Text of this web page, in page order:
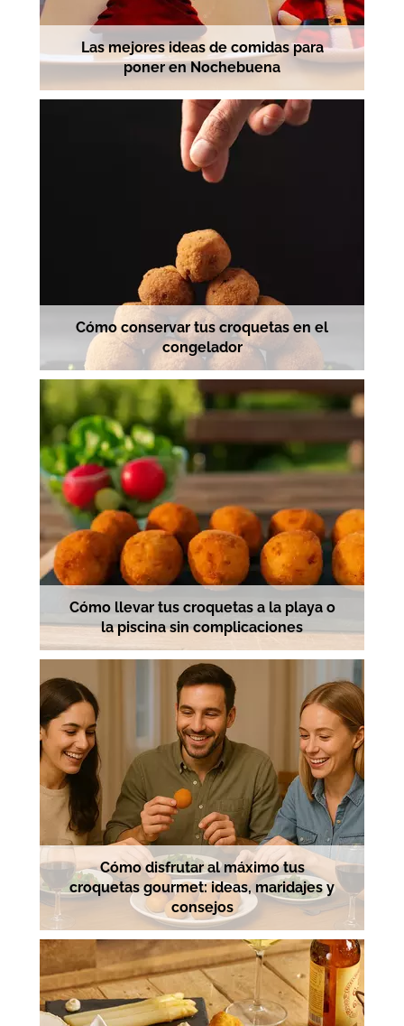
Las mejores ideas de comidas para
poner en Nochebuena
Cómo conservar tus croquetas en el
congelador
Cómo llevar tus croquetas a la playa o
la piscina sin complicaciones
Cómo disfrutar al máximo tus
croquetas gourmet: ideas, maridajes y
consejos